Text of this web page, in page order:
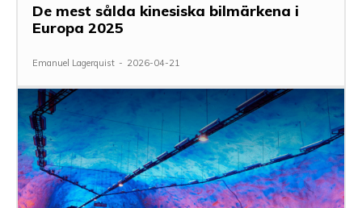
De mest sålda kinesiska bilmärkena i
Europa 2025
Emanuel Lagerquist - 2026-04-21